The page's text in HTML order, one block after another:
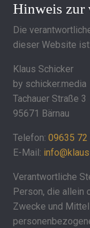
Hinweis zur
Die
dieser Website ist:
Klaus Schicker
by schicker.media
Tachauer Straße 3
95671 Bärnau
Telefon: 09635 72
E-Mail:
Verantwortliche
Person, die allein
Zwecke und